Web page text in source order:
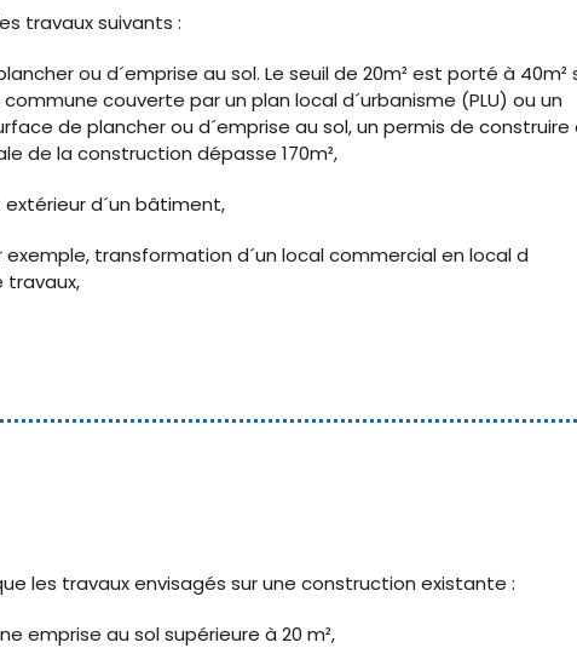
travaux suivants :
ou d´emprise au sol. Le seuil de 20m² est porté à 40m²
couverte par un plan local d´urbanisme (PLU) ou un
de plancher ou d´emprise au sol, un permis de construire
de la construction dépasse 170m²,
d´un bâtiment,
transformation d´un local commercial en local d
travaux,
les travaux envisagés sur une construction existante :
emprise au sol supérieure à 20 m²,